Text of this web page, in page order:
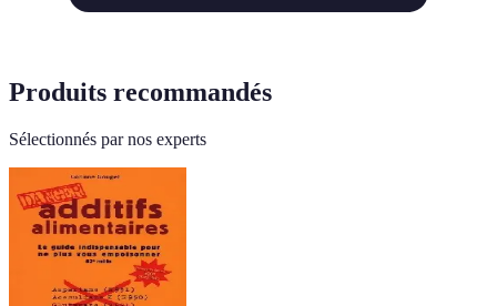
Produits recommandés
Sélectionnés par nos experts